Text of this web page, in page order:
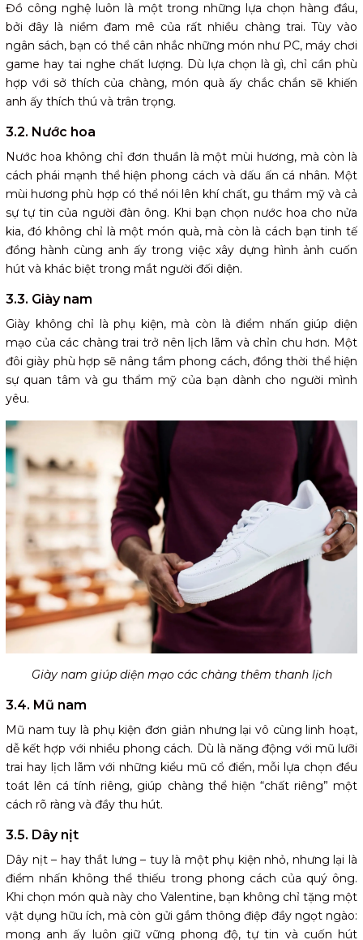
Đồ công nghệ luôn là một trong những lựa chọn hàng đầu,
bởi đây là niềm đam mê của rất nhiều chàng trai. Tùy vào
ngân sách, bạn có thể cân nhắc những món như PC, máy chơi
game hay tai nghe chất lượng. Dù lựa chọn là gì, chỉ cần phù
hợp với sở thích của chàng, món quà ấy chắc chắn sẽ khiến
anh ấy thích thú và trân trọng.
3.2. Nước hoa
Nước hoa không chỉ đơn thuần là một mùi hương, mà còn là
cách phái mạnh thể hiện phong cách và dấu ấn cá nhân. Một
mùi hương phù hợp có thể nói lên khí chất, gu thẩm mỹ và cả
sự tự tin của người đàn ông. Khi bạn chọn nước hoa cho nửa
kia, đó không chỉ là một món quà, mà còn là cách bạn tinh tế
đồng hành cùng anh ấy trong việc xây dựng hình ảnh cuốn
hút và khác biệt trong mắt người đối diện.
3.3. Giày nam
Giày không chỉ là phụ kiện, mà còn là điểm nhấn giúp diện
mạo của các chàng trai trở nên lịch lãm và chỉn chu hơn. Một
đôi giày phù hợp sẽ nâng tầm phong cách, đồng thời thể hiện
sự quan tâm và gu thẩm mỹ của bạn dành cho người mình
yêu.
Giày nam giúp diện mạo các chàng thêm thanh lịch
3.4. Mũ nam
Mũ nam tuy là phụ kiện đơn giản nhưng lại vô cùng linh hoạt,
dễ kết hợp với nhiều phong cách. Dù là năng động với mũ lưỡi
trai hay lịch lãm với những kiểu mũ cổ điển, mỗi lựa chọn đều
toát lên cá tính riêng, giúp chàng thể hiện “chất riêng” một
cách rõ ràng và đầy thu hút.
3.5. Dây nịt
Dây nịt – hay thắt lưng – tuy là một phụ kiện nhỏ, nhưng lại là
điểm nhấn không thể thiếu trong phong cách của quý ông.
Khi chọn món quà này cho Valentine, bạn không chỉ tặng một
vật dụng hữu ích, mà còn gửi gắm thông điệp đầy ngọt ngào:
mong anh ấy luôn giữ vững phong độ, tự tin và cuốn hút